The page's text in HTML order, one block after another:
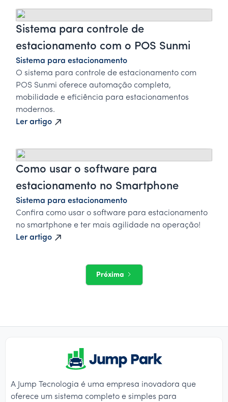
Sistema para controle de
estacionamento com o POS Sunmi
Sistema para estacionamento
O sistema para controle de estacionamento com
POS Sunmi oferece automação completa,
mobilidade e eficiência para estacionamentos
modernos.
Ler artigo
Como usar o software para
estacionamento no Smartphone
Sistema para estacionamento
Confira como usar o software para estacionamento
no smartphone e ter mais agilidade na operação!
Ler artigo
Próxima
A Jump Tecnologia é uma empresa inovadora que
oferece um sistema completo e simples para